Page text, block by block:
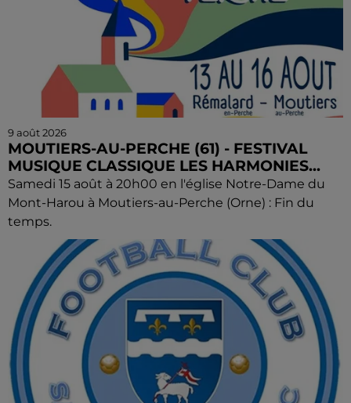
9 août 2026
MOUTIERS-AU-PERCHE (61) - FESTIVAL
MUSIQUE CLASSIQUE LES HARMONIES...
Samedi 15 août à 20h00 en l'église Notre-Dame du
Mont-Harou à Moutiers-au-Perche (Orne) : Fin du
temps.